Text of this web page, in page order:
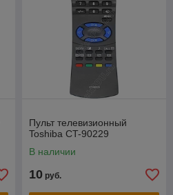
Пульт телевизионный
Toshiba CT-90229
В наличии
10 руб.